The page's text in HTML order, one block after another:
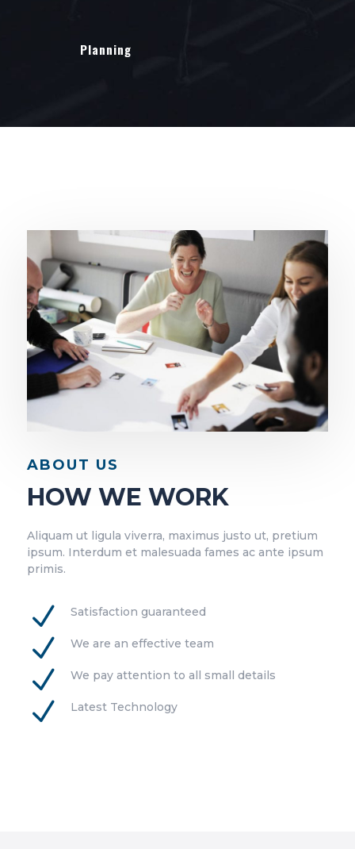
Planning
ABOUT US
HOW WE WORK
Aliquam ut ligula viverra, maximus justo ut, pretium
ipsum. Interdum et malesuada fames ac ante ipsum
primis.
N Satisfaction guaranteed
N We are an effective team
N We pay attention to all small details
N Latest Technology